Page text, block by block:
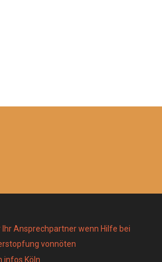
Ansprechpartner wenn Hilfe bei
vonnöten
infos Köln